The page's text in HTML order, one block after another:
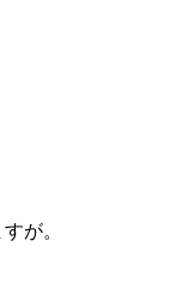
が。